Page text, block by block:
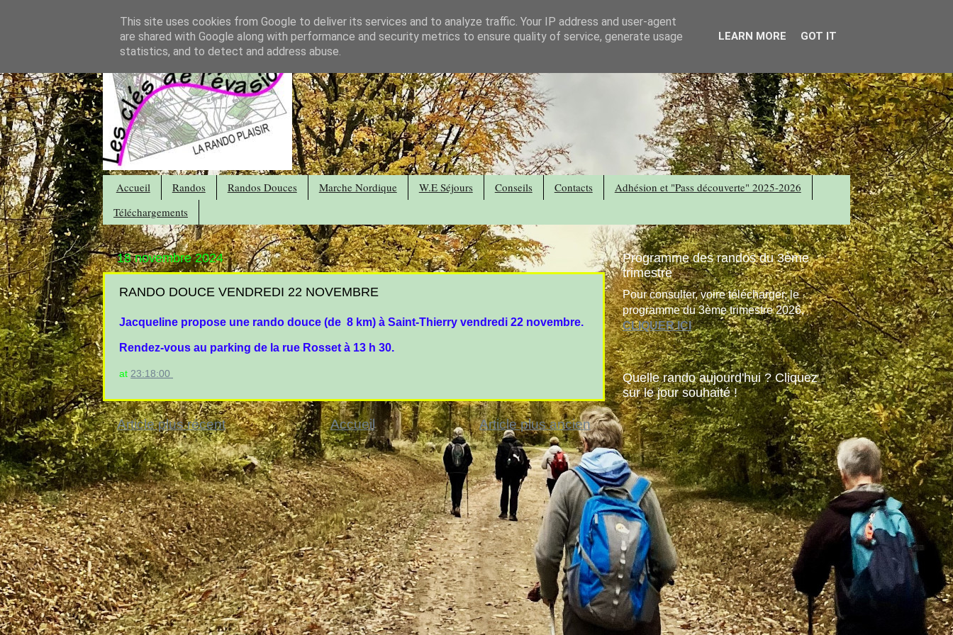
Accueil Randos Randos Douces Marche Nordique W.E Séjours Conseils Contacts
Adhésion et "Pass découverte" 2025-2026
Téléchargements
18 novembre 2024
RANDO DOUCE VENDREDI 22 NOVEMBRE
Jacqueline propose une rando douce (de 8 km) à Saint-Thierry vendredi 22 novembre.
Rendez-vous au parking de la rue Rosset à 13 h 30.
at 23:18:00
Article plus récent Article plus ancien
Accueil
Programme des randos du 3ème
trimestre
Pour consulter, voire télécharger, le
programme du 3ème trimestre 2026,
CLIQUER ICI
Quelle rando aujourd'hui ? Cliquez
sur le jour souhaité !
This site uses cookies from Google to deliver its services and to analyze traffic. Your IP address and user-agent
are shared with Google along with performance and security metrics to ensure quality of service, generate usage
statistics, and to detect and address abuse.
LEARN MORE GOT IT